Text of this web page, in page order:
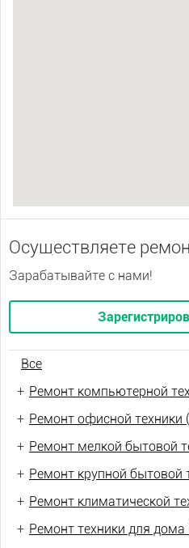
Осуществляете
Зарабатывайте с нами!
Все
+ Ремонт компьютерной
+ Ремонт офисной техники
+ Ремонт мелкой бытовой
+ Ремонт крупной бытовой
+ Ремонт климатической
+ Ремонт техники для дома